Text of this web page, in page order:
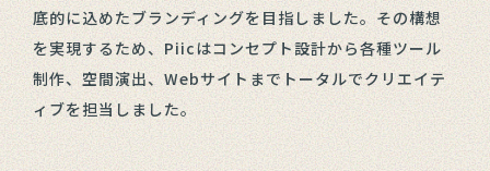
底的に込めたブランディングを目指しました。その構想
を実現するため、Piicはコンセプト設計から各種ツール
制作、空間演出、Webサイトまでトータルでクリエイテ
ィブを担当しました。